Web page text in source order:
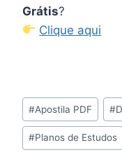
Grátis?
Clique aqui
Tags
do
Post:
#Apostila PDF #
#Planos de Estudos